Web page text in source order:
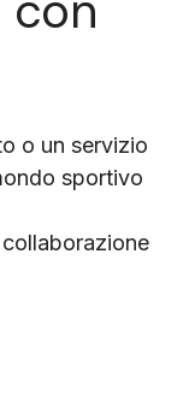
o un servizio
sportivo